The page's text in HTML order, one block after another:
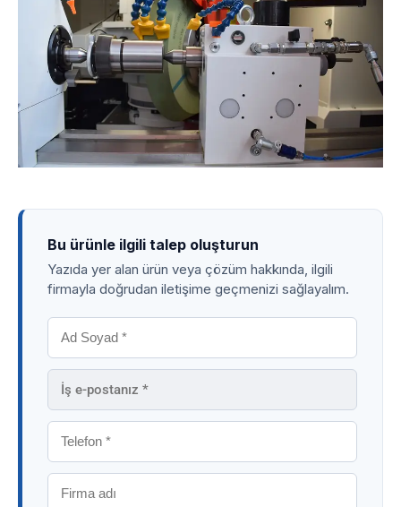
Bu ürünle ilgili talep oluşturun
Yazıda yer alan ürün veya çözüm hakkında, ilgili
firmayla doğrudan iletişime geçmenizi sağlayalım.